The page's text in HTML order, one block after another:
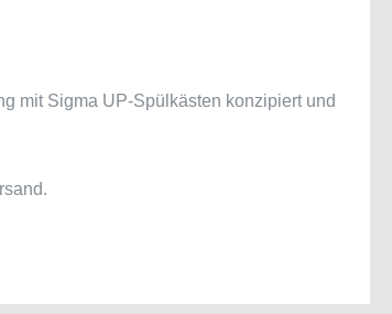
mit Sigma UP-Spülkästen konzipiert und